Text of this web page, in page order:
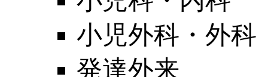
小児外科・外科
発達外来